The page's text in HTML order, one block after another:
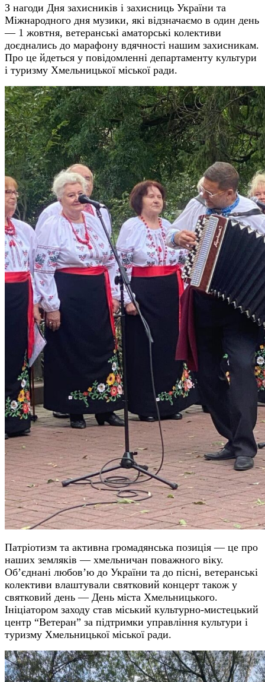
З нагоди Дня захисників і захисниць України та
Міжнародного дня музики, які відзначаємо в один день
— 1 жовтня, ветеранські аматорські колективи
доєднались до марафону вдячності нашим захисникам.
Про це йдеться у повідомленні департаменту культури
і туризму Хмельницької міської ради.
Патріотизм та активна громадянська позиція — це про
наших земляків — хмельничан поважного віку.
Об’єднані любов’ю до України та до пісні, ветеранські
колективи влаштували святковий концерт також у
святковий день — День міста Хмельницького.
Ініціатором заходу став міський культурно-мистецький
центр “Ветеран” за підтримки управління культури і
туризму Хмельницької міської ради.